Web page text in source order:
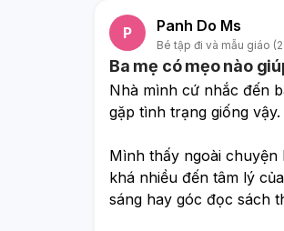
P Panh Do Ms
Bé tập đi và mẫu giáo
Ba mẹ có mẹo nào
Nhà mình cứ nhắc đến
gặp tình trạng giống vậy.
Mình thấy ngoài
khá nhiều đến tâm lý
sáng hay góc đọc sách